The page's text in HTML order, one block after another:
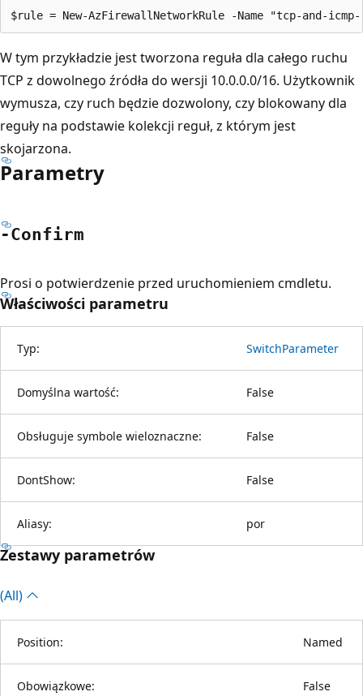
W tym przykładzie jest tworzona reguła dla całego ruchu
TCP z dowolnego źródła do wersji 10.0.0.0/16. Użytkownik
wymusza, czy ruch będzie dozwolony, czy blokowany dla
reguły na podstawie kolekcji reguł, z którym jest
skojarzona.
Parametry
-Confirm
Prosi o potwierdzenie przed uruchomieniem cmdletu.
Właściwości parametru
Typ: SwitchParameter
Domyślna wartość: False
Obsługuje symbole wieloznaczne: False
DontShow: False
Aliasy: por
Zestawy parametrów
(All)
Position: Named
Obowiązkowe: False